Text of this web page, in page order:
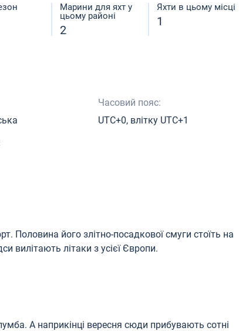
Марини для яхт у
цьому районі
2
Яхти в цьому місці
1
Часовий пояс:
UTC+0, влітку UTC+1
Половина його злітно-посадкової смуги стоїть на
вилітають літаки з усієї Європи.
А наприкінці вересня сюди прибувають сотні